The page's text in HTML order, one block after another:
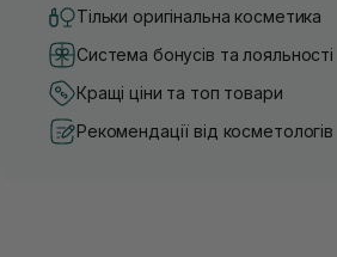
Тільки оригінальна косметика
Система бонусів та лояльності
Кращі ціни та топ товари
Рекомендації від косметологів